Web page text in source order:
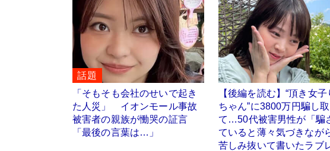
話題
「そもそも会社のせいで起き
た人災」 イオンモール事故
被害者の親族が慟哭の証言
「最後の言葉は…」
【後編を読む】“頂き女子
ちゃん”に3800万円騙し
て…50代被害男性が「騙
ていると薄々気づきなが
苦しみ抜いて書いたラブ